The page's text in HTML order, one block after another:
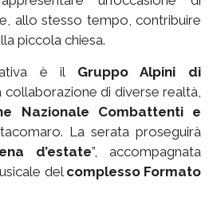
allo stesso tempo, contribuire
piccola chiesa.
è il Gruppo Alpini di
collaborazione di diverse realtà,
Nazionale Combattenti e
La serata proseguirà
d’estate”, accompagnata
del complesso Formato